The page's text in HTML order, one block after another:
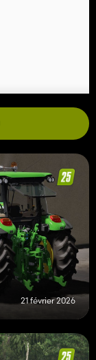
21 février 2026